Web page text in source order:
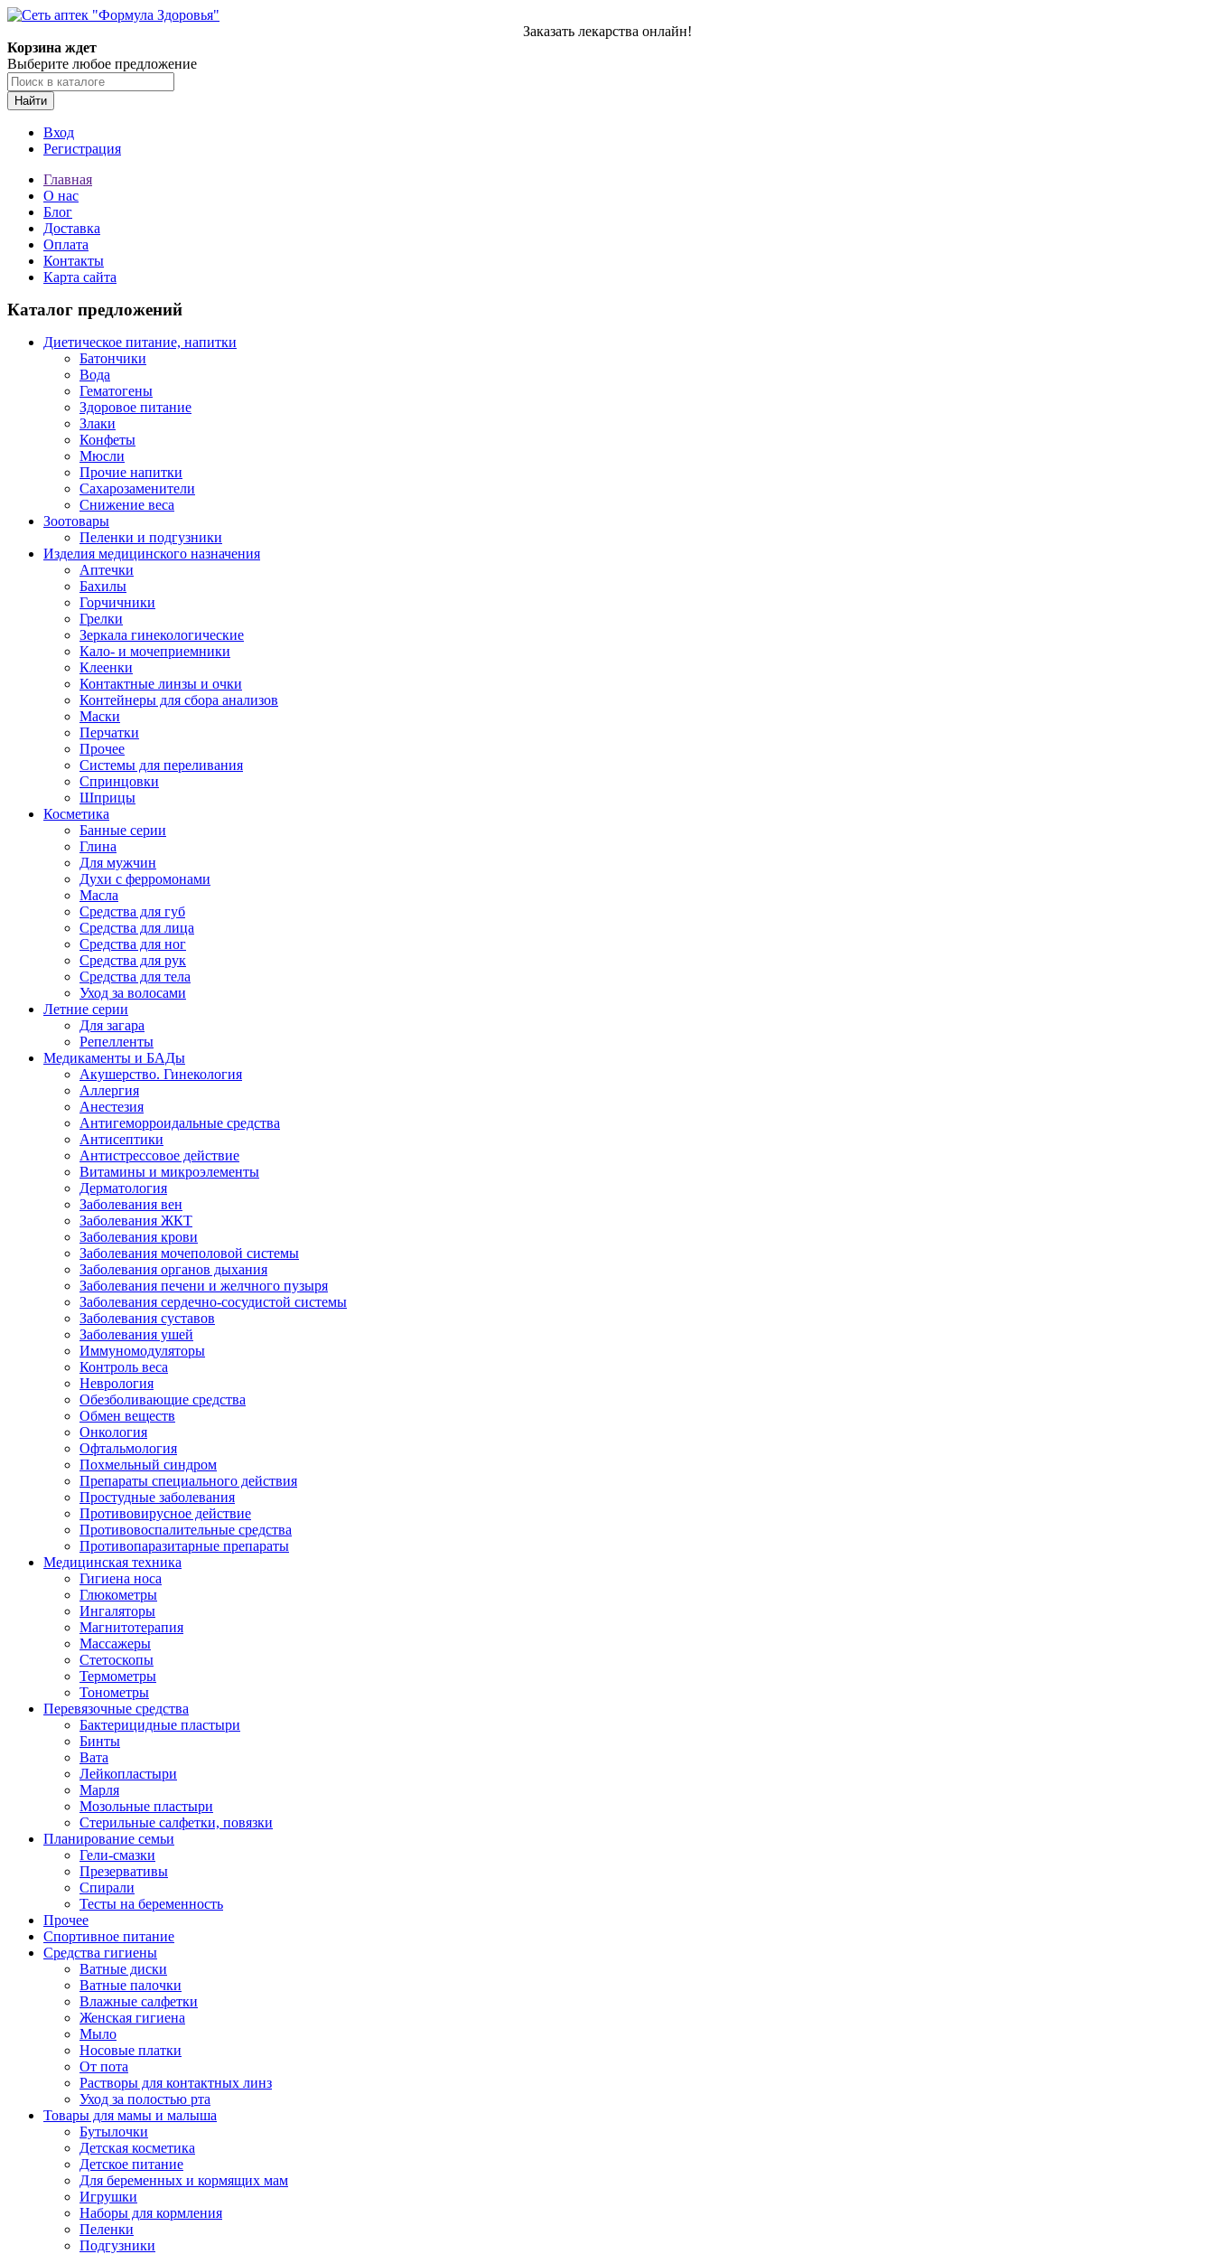
Заказать лекарства онлайн!
Корзина ждет
Выберите любое предложение
Найти
Вход
Регистрация
Главная
О нас
Блог
Доставка
Оплата
Контакты
Карта сайта
Каталог предложений
Диетическое питание, напитки
Батончики
Вода
Гематогены
Здоровое питание
Злаки
Конфеты
Мюсли
Прочие напитки
Сахарозаменители
Снижение веса
Зоотовары
Пеленки и подгузники
Изделия медицинского назначения
Аптечки
Бахилы
Горчичники
Грелки
Зеркала гинекологические
Кало- и мочеприемники
Клеенки
Контактные линзы и очки
Контейнеры для сбора анализов
Маски
Перчатки
Прочее
Системы для переливания
Спринцовки
Шприцы
Косметика
Банные серии
Глина
Для мужчин
Духи с ферромонами
Масла
Средства для губ
Средства для лица
Средства для ног
Средства для рук
Средства для тела
Уход за волосами
Летние серии
Для загара
Репелленты
Медикаменты и БАДы
Акушерство. Гинекология
Аллергия
Анестезия
Антигеморроидальные средства
Антисептики
Антистрессовое действие
Витамины и микроэлементы
Дерматология
Заболевания вен
Заболевания ЖКТ
Заболевания крови
Заболевания мочеполовой системы
Заболевания органов дыхания
Заболевания печени и желчного пузыря
Заболевания сердечно-сосудистой системы
Заболевания суставов
Заболевания ушей
Иммуномодуляторы
Контроль веса
Неврология
Обезболивающие средства
Обмен веществ
Онкология
Офтальмология
Похмельный синдром
Препараты специального действия
Простудные заболевания
Противовирусное действие
Противовоспалительные средства
Противопаразитарные препараты
Медицинская техника
Гигиена носа
Глюкометры
Ингаляторы
Магнитотерапия
Массажеры
Стетоскопы
Термометры
Тонометры
Перевязочные средства
Бактерицидные пластыри
Бинты
Вата
Лейкопластыри
Марля
Мозольные пластыри
Стерильные салфетки, повязки
Планирование семьи
Гели-смазки
Презервативы
Спирали
Тесты на беременность
Прочее
Спортивное питание
Средства гигиены
Ватные диски
Ватные палочки
Влажные салфетки
Женская гигиена
Мыло
Носовые платки
От пота
Растворы для контактных линз
Уход за полостью рта
Товары для мамы и малыша
Бутылочки
Детская косметика
Детское питание
Для беременных и кормящих мам
Игрушки
Наборы для кормления
Пеленки
Подгузники